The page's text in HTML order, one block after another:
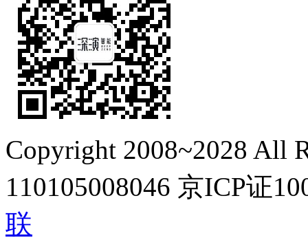
Copyright 2008~2028 All
110105008046 京ICP证
联